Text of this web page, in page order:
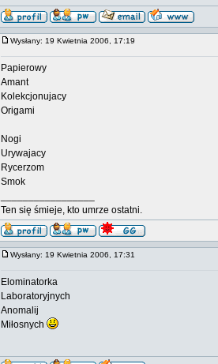
Wysłany: 19 Kwietnia 2006, 17:19
Papierowy
Amant
Kolekcjonujacy
Origami
Nogi
Urywajacy
Rycerzom
Smok
Ten się śmieje, kto umrze ostatni.
Wysłany: 19 Kwietnia 2006, 17:31
Elominatorka
Laboratoryjnych
Anomalij
Miłosnych